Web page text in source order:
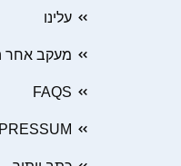
עלינו
מעקב אחר
FAQS